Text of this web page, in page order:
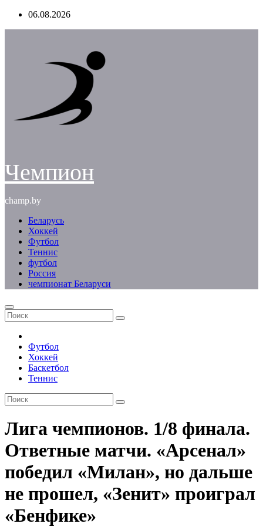
Перейти06.08.2026
Чемпион
champ.by
Беларусь
Хоккей
Футбол
Теннис
футбол
Россия
чемпионат Беларуси
Футбол
Хоккей
Баскетбол
Теннис
Лига чемпионов. 1/8 финала.
Ответные матчи. «Арсенал»
победил «Милан», но дальше
не прошел, «Зенит» проиграл
«Бенфике»